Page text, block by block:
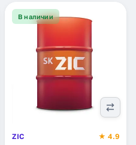
В наличии
ZIC
★ 4.9